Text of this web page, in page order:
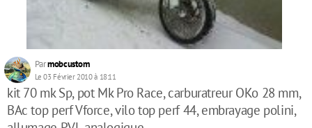
Parmobcustom
Le 03 Février 2010 à 18:11
kit 70 mk Sp, pot Mk Pro Race, carburatreur OKo 28 mm,
BAc top perf Vforce, vilo top perf 44, embrayage polini,